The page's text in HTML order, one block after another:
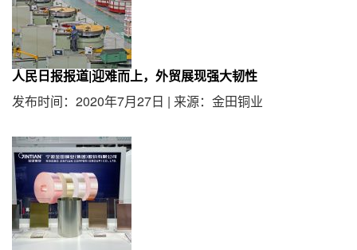
人民日报报道|迎难而上，外贸展现强大韧性
发布时间：2020年7月27日 | 来源：金田铜业